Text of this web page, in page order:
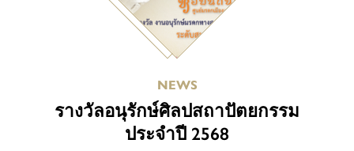
NEWS
รางวัลอนุรักษ์ศิลปสถาปัตยกรรม
ประจำปี 2568